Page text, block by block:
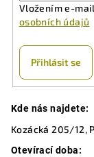
Vložením e-
osobních údajů
Přihlásit se
Kde nás najdete:
Kozácká 205/12,
Otevírací doba: